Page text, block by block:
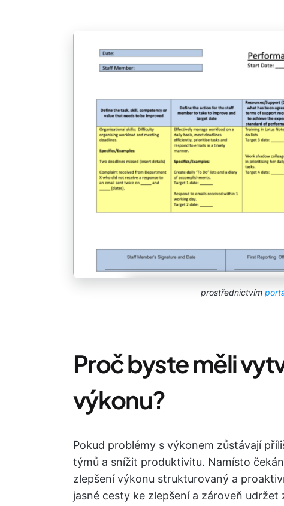
prostřednictvím
Proč byste měli
výkonu?
Pokud problémy s výkonem zůstávají
týmů a snížit produktivitu. Namísto
zlepšení výkonu strukturovaný a
jasné cesty ke zlepšení a zároveň udržet